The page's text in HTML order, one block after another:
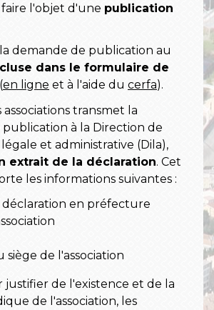
l'objet d'une publication
demande de publication au
dans le formulaire de
(en ligne et à l'aide du cerfa).
transmet la
à la Direction de
et administrative (Dila),
extrait de la déclaration. Cet
les informations suivantes :
déclaration en préfecture
siège de l'association
justifier de l'existence et de la
de l'association, les